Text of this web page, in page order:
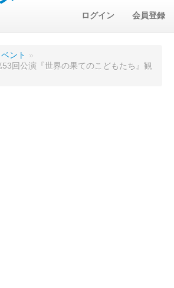
ログイン 会員登録
ント »
回公演『世界の果てのこどもたち』観